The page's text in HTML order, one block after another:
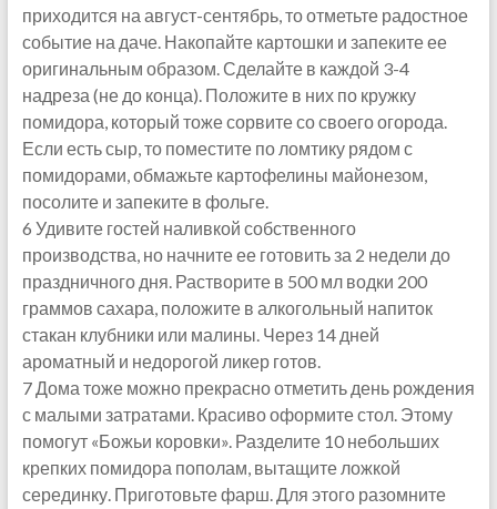
приходится на август-сентябрь, то отметьте радостное
событие на даче. Накопайте картошки и запеките ее
оригинальным образом. Сделайте в каждой 3-4
надреза (не до конца). Положите в них по кружку
помидора, который тоже сорвите со своего огорода.
Если есть сыр, то поместите по ломтику рядом с
помидорами, обмажьте картофелины майонезом,
посолите и запеките в фольге.
6 Удивите гостей наливкой собственного
производства, но начните ее готовить за 2 недели до
праздничного дня. Растворите в 500 мл водки 200
граммов сахара, положите в алкогольный напиток
стакан клубники или малины. Через 14 дней
ароматный и недорогой ликер готов.
7 Дома тоже можно прекрасно отметить день рождения
с малыми затратами. Красиво оформите стол. Этому
помогут «Божьи коровки». Разделите 10 небольших
крепких помидора пополам, вытащите ложкой
серединку. Приготовьте фарш. Для этого разомните